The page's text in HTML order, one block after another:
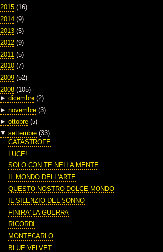
2015 (16)
2014 (9)
2013 (5)
2012 (9)
2011 (5)
2010 (7)
2009 (52)
2008 (105)
► dicembre (2)
► novembre (3)
► ottobre (5)
▼ settembre (33)
CATASTROFE
LUCE!
SOLO CON TE NELLA MENTE
IL MONDO DELL'ARTE
QUESTO NOSTRO DOLCE MONDO
IL SILENZIO DEL SONNO
FINIRA' LA GUERRA
RICORDI
MONTECARLO
BLUE VELVET